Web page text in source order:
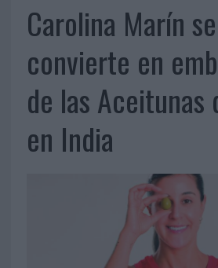
Carolina Marín se
convierte en
de las Aceitunas
en India